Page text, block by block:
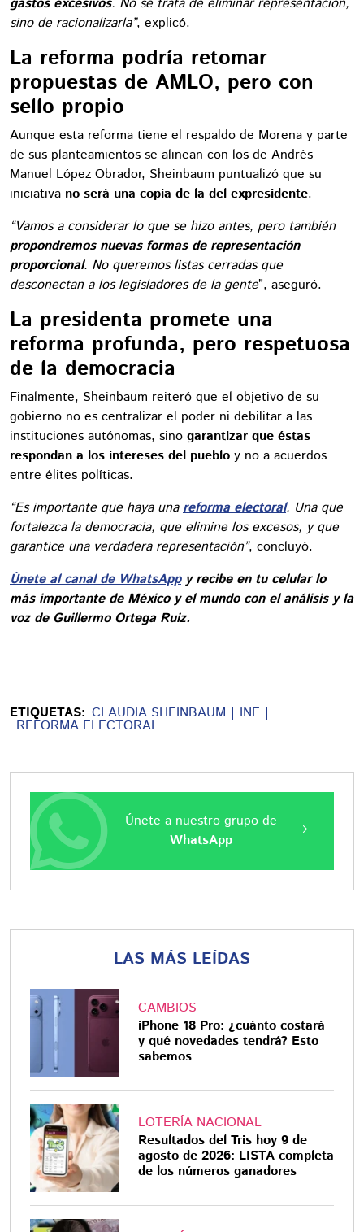
sino de racionalizarla”, explicó.
La reforma podría retomar
propuestas de AMLO, pero con
sello propio
Aunque esta reforma tiene el respaldo de Morena y parte
de sus planteamientos se alinean con los de Andrés
Manuel López Obrador, Sheinbaum puntualizó que su
iniciativa no será una copia de la del expresidente.
“Vamos a considerar lo que se hizo antes, pero también
propondremos nuevas formas de representación
proporcional. No queremos listas cerradas que
desconectan a los legisladores de la gente”, aseguró.
La presidenta promete una
reforma profunda, pero respetuosa
de la democracia
Finalmente, Sheinbaum reiteró que el objetivo de su
gobierno no es centralizar el poder ni debilitar a las
instituciones autónomas, sino garantizar que éstas
respondan a los intereses del pueblo y no a acuerdos
entre élites políticas.
“Es importante que haya unareforma electoral. Una que
fortalezca la democracia, que elimine los excesos, y que
garantice una verdadera representación”, concluyó.
Únete al canal de WhatsAppy recibe en tu celular lo
más importante de México y el mundo con el análisis y la
voz de Guillermo Ortega Ruiz.
ETIQUETAS: CLAUDIA SHEINBAUM INE
REFORMA ELECTORAL
Únete a nuestro grupo de
WhatsApp
LAS MÁS LEÍDAS
CAMBIOS
iPhone 18 Pro: ¿cuánto costará
y qué novedades tendrá? Esto
sabemos
LOTERÍA NACIONAL
Resultados del Tris hoy 9 de
agosto de 2026: LISTA completa
de los números ganadores